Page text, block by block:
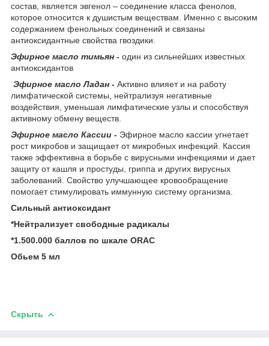
состав, является эвгенол – соединение класса фенолов,
которое относится к душистым веществам. Именно с высоким
содержанием фенольных соединений и связаны
антиоксидантные свойства гвоздики.
Эфирное масло тимьян - один из сильнейших известных
антиоксидантов
Эфирное маслоЛадан - Активно влияет и на работу
лимфатической системы, нейтрализуя негативные
воздействия, уменьшая лимфатические узлы и способствуя
активному обмену веществ.
Эфирное масло Кассии - Эфирное масло кассии угнетает
рост микробов и защищает от микробных инфекций. Кассия
также эффективна в борьбе с вирусными инфекциями и дает
защиту от кашля и простуды, гриппа и других вирусных
заболеваний. Свойство улучшающее кровообращение
помогает стимулировать иммунную систему организма.
Сильный антиоксидант
*Нейтрализует свободные радикалы
*1.500.000 баллов по шкале ORAC
Обьем 5 мл
Скрыть